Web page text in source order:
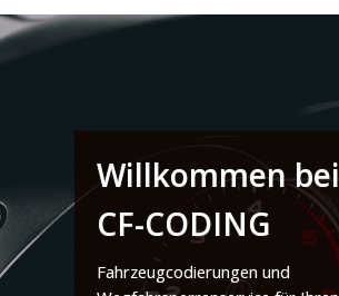
Willkommen bei
CF-CODING
Fahrzeugcodierungen und